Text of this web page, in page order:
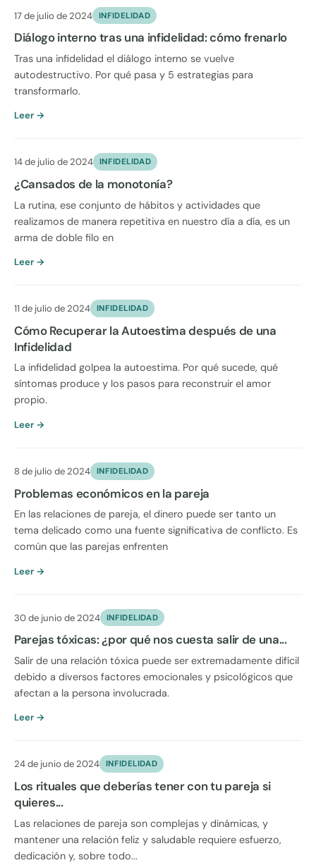
17 de julio de 2024 INFIDELIDAD
Diálogo interno tras una infidelidad: cómo frenarlo
Tras una infidelidad el diálogo interno se vuelve
autodestructivo. Por qué pasa y 5 estrategias para
transformarlo.
Leer →
14 de julio de 2024 INFIDELIDAD
¿Cansados de la monotonía?
La rutina, ese conjunto de hábitos y actividades que
realizamos de manera repetitiva en nuestro día a día, es un
arma de doble filo en
Leer →
11 de julio de 2024 INFIDELIDAD
Cómo Recuperar la Autoestima después de una
Infidelidad
La infidelidad golpea la autoestima. Por qué sucede, qué
síntomas produce y los pasos para reconstruir el amor
propio.
Leer →
8 de julio de 2024 INFIDELIDAD
Problemas económicos en la pareja
En las relaciones de pareja, el dinero puede ser tanto un
tema delicado como una fuente significativa de conflicto. Es
común que las parejas enfrenten
Leer →
30 de junio de 2024 INFIDELIDAD
Parejas tóxicas: ¿por qué nos cuesta salir de una...
Salir de una relación tóxica puede ser extremadamente difícil
debido a diversos factores emocionales y psicológicos que
afectan a la persona involucrada.
Leer →
24 de junio de 2024 INFIDELIDAD
Los rituales que deberías tener con tu pareja si
quieres...
Las relaciones de pareja son complejas y dinámicas, y
mantener una relación feliz y saludable requiere esfuerzo,
dedicación y, sobre todo...